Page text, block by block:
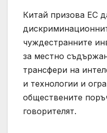
Китай призова ЕС
чуждестранните
за местно
трансфери на
и технологии и
обществените
говорителят.